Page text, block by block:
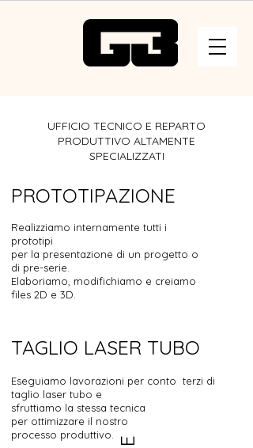
UFFICIO TECNICO E REPARTO
PRODUTTIVO ALTAMENTE
SPECIALIZZATI
PROTOTIPAZIONE
Realizziamo internamente tutti i
prototipi
per la presentazione di un progetto o
di pre-serie.
Elaboriamo, modifichiamo e creiamo
files 2D e 3D.
TAGLIO LASER TUBO
Eseguiamo lavorazioni per conto terzi di
taglio laser tubo e
sfruttiamo la stessa tecnica
per ottimizzare il nostro
processo produttivo.